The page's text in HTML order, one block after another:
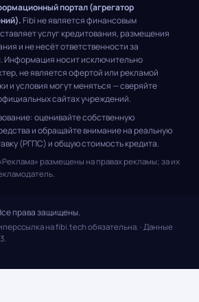
портал (агрегатор
Fibi не является финансовым
услуг кредитования, размещения
и не несёт ответственности за
Информация носит исключительно
не является офертой или рекламой
и условия могут меняться — сверяйте
сайтах учреждений.
оценивайте собственную
и обращайте внимание на реальную
(РГПС) и общую стоимость кредита.
размещены на правах рекламы; за их
права защищены.
на fibi.tech обязательна. · Данные